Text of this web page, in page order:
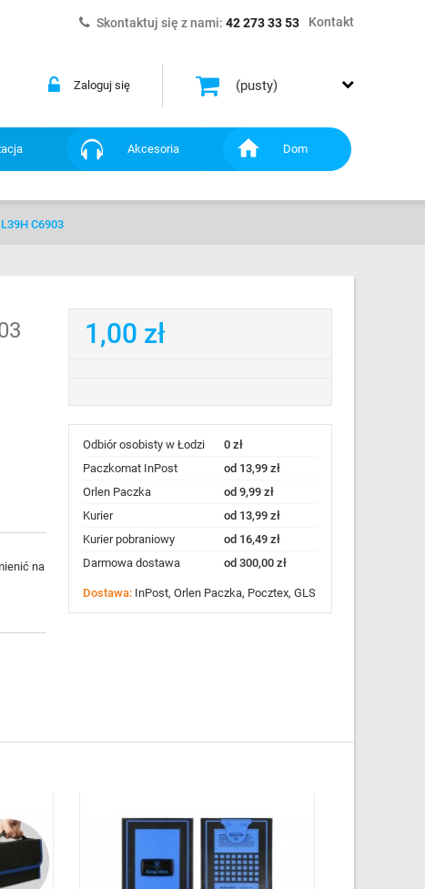
Kontakt
Skontaktuj się z nami: 42 273 33 53
(pusty)
Zaloguj się
Akcesoria Dom
C6903
na
1,00 zł
Odbiór osobisty w Łodzi
0 zł
Paczkomat InPost
od 13,99 zł
Orlen Paczka
od 9,99 zł
Kurier
od 13,99 zł
Kurier pobraniowy
od 16,49 zł
Darmowa dostawa
od 300,00 zł
Dostawa: InPost, Orlen Paczka, Pocztex, GLS